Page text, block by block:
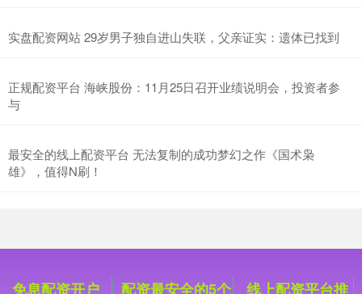
实盘配资网站 29岁男子独自进山失联，父亲证实：遗体已找到
正规配资平台 海峡股份：11月25日召开业绩说明会，投资者参
与
最安全的线上配资平台 无法复制的成功梦幻之作《国术枭
雄》，值得N刷！
免息配资开户 配资最安全的5个 线上配资平台推